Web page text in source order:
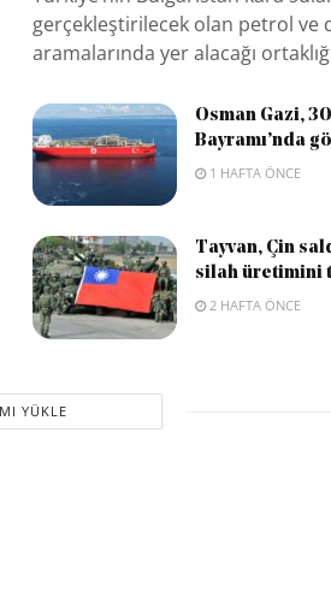
gerçekleştirilecek olan petrol ve
aramalarında yer alacağı
Osman Gazi,
Bayramı’nda
1 HAFTA ÖNCE
Tayvan, Çin
silah üretimini
2 HAFTA ÖNCE
YÜKLE